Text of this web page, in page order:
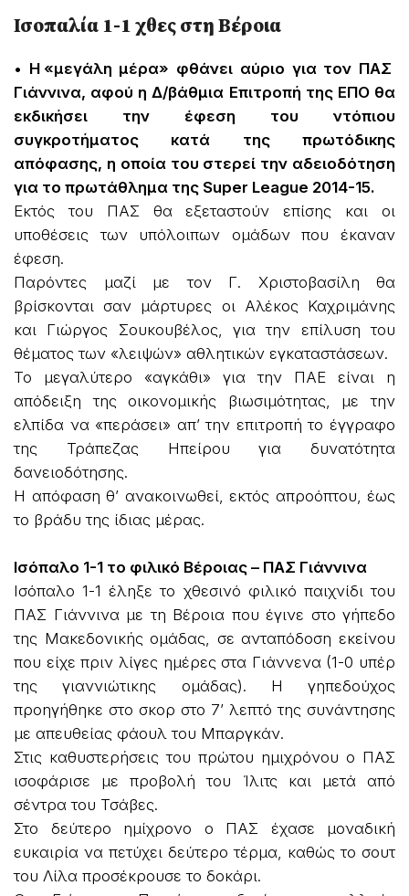
Ισοπαλία 1-1 χθες στη Βέροια
• Η «μεγάλη μέρα» φθάνει αύριο για τον ΠΑΣ
Γιάννινα, αφού η Δ/βάθμια Επιτροπή της ΕΠΟ θα
εκδικήσει την έφεση του ντόπιου
συγκροτήματος κατά της πρωτόδικης
απόφασης, η οποία του στερεί την αδειοδότηση
για το πρωτάθλημα της Super League 2014-15.
Εκτός του ΠΑΣ θα εξεταστούν επίσης και οι
υποθέσεις των υπόλοιπων ομάδων που έκαναν
έφεση.
Παρόντες μαζί με τον Γ. Χριστοβασίλη θα
βρίσκονται σαν μάρτυρες οι Αλέκος Καχριμάνης
και Γιώργος Σουκουβέλος, για την επίλυση του
θέματος των «λειψών» αθλητικών εγκαταστάσεων.
Το μεγαλύτερο «αγκάθι» για την ΠΑΕ είναι η
απόδειξη της οικονομικής βιωσιμότητας, με την
ελπίδα να «περάσει» απ’ την επιτροπή το έγγραφο
της Τράπεζας Ηπείρου για δυνατότητα
δανειοδότησης.
Η απόφαση θ’ ανακοινωθεί, εκτός απροόπτου, έως
το βράδυ της ίδιας μέρας.
Ισόπαλο 1-1 το φιλικό Βέροιας – ΠΑΣ Γιάννινα
Iσόπαλο 1-1 έληξε το χθεσινό φιλικό παιχνίδι του
ΠΑΣ Γιάννινα με τη Βέροια που έγινε στο γήπεδο
της Μακεδονικής ομάδας, σε ανταπόδοση εκείνου
που είχε πριν λίγες ημέρες στα Γιάννενα (1-0 υπέρ
της γιαννιώτικης ομάδας). Η γηπεδούχος
προηγήθηκε στο σκορ στο 7’ λεπτό της συνάντησης
με απευθείας φάουλ του Μπαργκάν.
Στις καθυστερήσεις του πρώτου ημιχρόνου ο ΠΑΣ
ισοφάρισε με προβολή του Ίλιτς και μετά από
σέντρα του Τσάβες.
Στο δεύτερο ημίχρονο ο ΠΑΣ έχασε μοναδική
ευκαιρία να πετύχει δεύτερο τέρμα, καθώς το σουτ
του Λίλα προσέκρουσε το δοκάρι.